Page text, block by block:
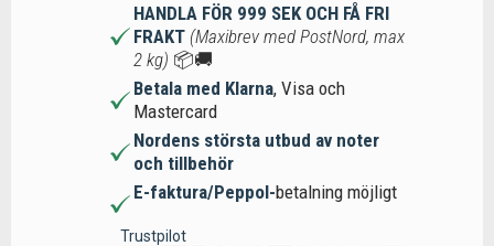
HANDLA FÖR 999 SEK OCH FÅ FRI
FRAKT (Maxibrev med PostNord, max
2 kg) 📦🚚
Betala med Klarna, Visa och
Mastercard
Nordens största utbud av noter
och tillbehör
E-faktura/Peppol-betalning möjligt
Trustpilot